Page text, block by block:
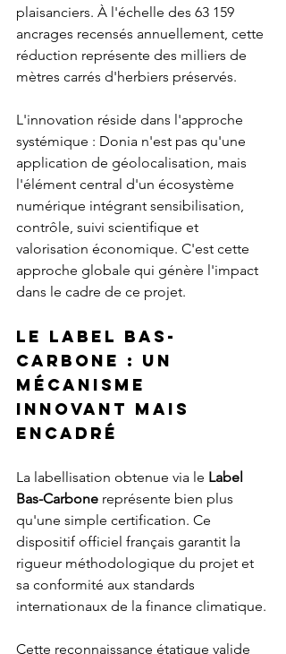
plaisanciers. À l'échelle des 63 159
ancrages recensés annuellement, cette
réduction représente des milliers de
mètres carrés d'herbiers préservés.
L'innovation réside dans l'approche
systémique : Donia n'est pas qu'une
application de géolocalisation, mais
l'élément central d'un écosystème
numérique intégrant sensibilisation,
contrôle, suivi scientifique et
valorisation économique. C'est cette
approche globale qui génère l'impact
dans le cadre de ce projet.
Le Label Bas-
Carbone : un
mécanisme
innovant mais
encadré
La labellisation obtenue via le Label
Bas-Carbone représente bien plus
qu'une simple certification. Ce
dispositif officiel français garantit la
rigueur méthodologique du projet et
sa conformité aux standards
internationaux de la finance climatique.
Cette reconnaissance étatique valide